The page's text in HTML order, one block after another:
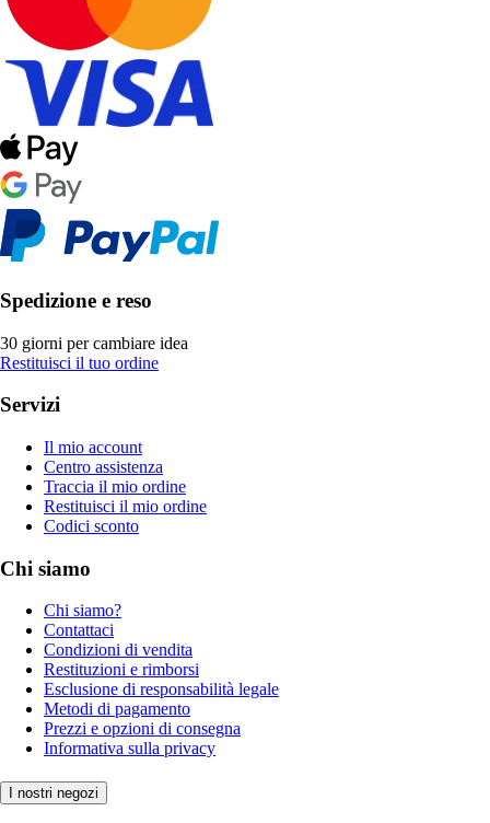
Spedizione e reso
30 giorni per cambiare idea
Restituisci il tuo ordine
Servizi
Il mio account
Centro assistenza
Traccia il mio ordine
Restituisci il mio ordine
Codici sconto
Chi siamo
Chi siamo?
Contattaci
Condizioni di vendita
Restituzioni e rimborsi
Esclusione di responsabilità legale
Metodi di pagamento
Prezzi e opzioni di consegna
Informativa sulla privacy
I nostri negozi